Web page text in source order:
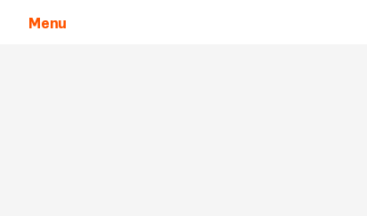
Menu